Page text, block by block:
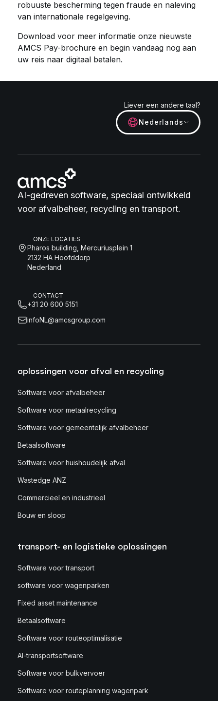
robuuste bescherming tegen fraude en naleving
van internationale regelgeving.
Download voor meer informatie onze nieuwste
AMCS Pay-brochure en begin vandaag nog aan
uw reis naar digitaal betalen.
Liever een andere taal?
Nederlands
AI-gedreven software, speciaal ontwikkeld
voor afvalbeheer, recycling en transport.
ONZE LOCATIES
Pharos building, Mercuriusplein 1
2132 HA Hoofddorp
Nederland
CONTACT
+31 20 600 5151
infoNL@amcsgroup.com
oplossingen voor afval en recycling
Software voor afvalbeheer
Software voor metaalrecycling
Software voor gemeentelijk afvalbeheer
Betaalsoftware
Software voor huishoudelijk afval
Wastedge ANZ
Commercieel en industrieel
Bouw en sloop
transport- en logistieke oplossingen
Software voor transport
software voor wagenparken
Fixed asset maintenance
Betaalsoftware
Software voor routeoptimalisatie
AI-transportsoftware
Software voor bulkvervoer
Software voor routeplanning wagenpark